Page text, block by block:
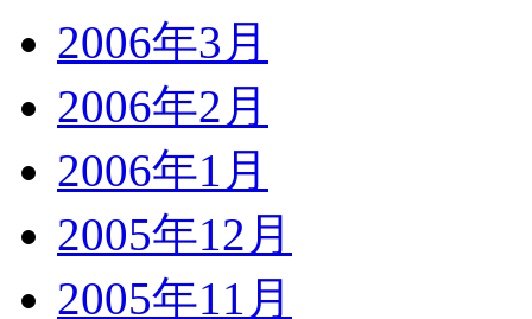
2006年3月
2006年2月
2006年1月
2005年12月
2005年11月